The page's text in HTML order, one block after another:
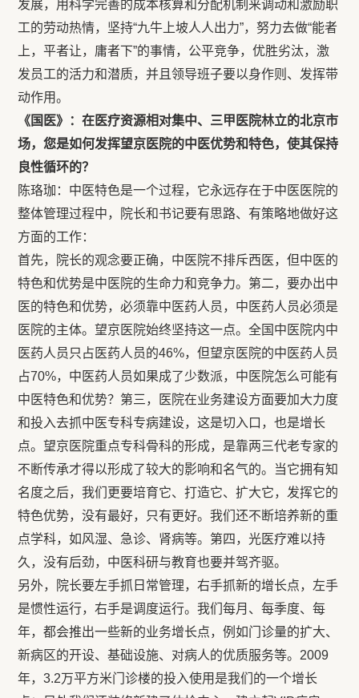
发展，用科学完善的成本核算和分配机制来调动和激励职
工的劳动热情，坚持“九牛上坡人人出力”，努力去做“能者
上，平者让，庸者下”的事情，公平竞争，优胜劣汰，激
发员工的活力和潜质，并且领导班子要以身作则、发挥带
动作用。
《国医》：在医疗资源相对集中、三甲医院林立的北京市
场，您是如何发挥望京医院的中医优势和特色，使其保持
良性循环的？
陈珞珈：中医特色是一个过程，它永远存在于中医医院的
整体管理过程中，院长和书记要有思路、有策略地做好这
方面的工作：
首先，院长的观念要正确，中医院不排斥西医，但中医的
特色和优势是中医院的生命力和竞争力。第二，要办出中
医的特色和优势，必须靠中医药人员，中医药人员必须是
医院的主体。望京医院始终坚持这一点。全国中医院内中
医药人员只占医药人员的46%，但望京医院的中医药人员
占70%，中医药人员如果成了少数派，中医院怎么可能有
中医特色和优势？第三，医院在业务建设方面要加大力度
和投入去抓中医专科专病建设，这是切入口，也是增长
点。望京医院重点专科骨科的形成，是靠两三代老专家的
不断传承才得以形成了较大的影响和名气的。当它拥有知
名度之后，我们更要培育它、打造它、扩大它，发挥它的
特色优势，没有最好，只有更好。我们还不断培养新的重
点学科，如风湿、急诊、肾病等。第四，光医疗难以持
久，没有后劲，中医科研与教育也要并驾齐驱。
另外，院长要左手抓日常管理，右手抓新的增长点，左手
是惯性运行，右手是调度运行。我们每月、每季度、每
年，都会推出一些新的业务增长点，例如门诊量的扩大、
新病区的开设、基础设施、对病人的优质服务等。2009
年，3.2万平方米门诊楼的投入使用是我们的一个增长